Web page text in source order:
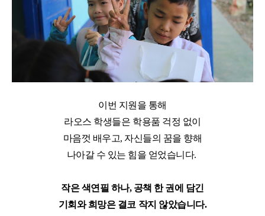
이번 지원을 통해
라오스 학생들은 학용품 걱정 없이
마음껏 배우고, 자신들의 꿈을 향해
나아갈 수 있는 힘을 얻었습니다.
작은 색연필 하나, 공책 한 권에 담긴
기회와 희망은 결코 작지 않았습니다.